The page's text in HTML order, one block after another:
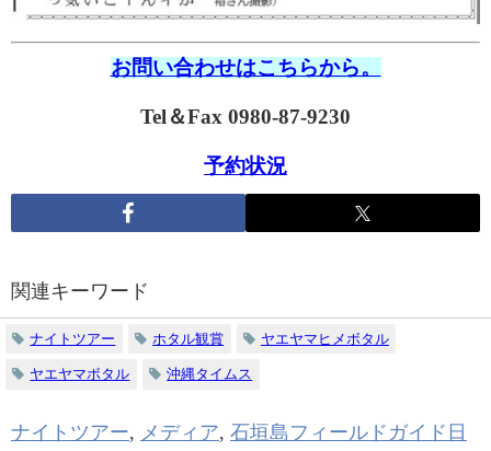
お問い合わせはこちらから。
Tel＆Fax 0980-87-9230
予約状況
関連キーワード
ナイトツアー ホタル観賞 ヤエヤマヒメボタル
ヤエヤマボタル 沖縄タイムス
ナイトツアー, メディア, 石垣島フィールドガイド日